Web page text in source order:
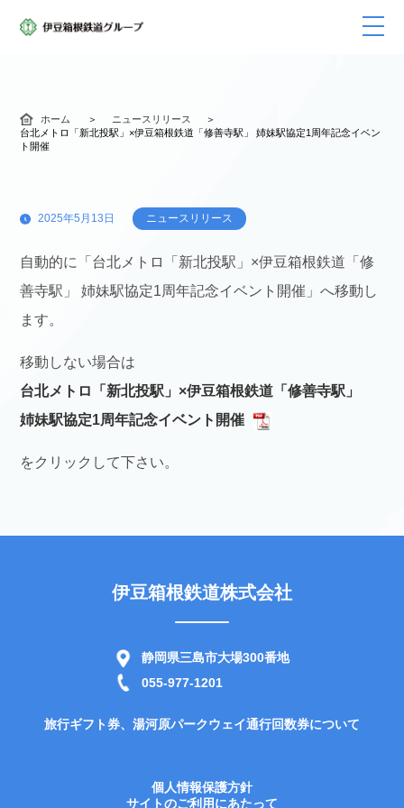
ホーム
ニュースリリース
台北メトロ「新北投駅」×伊豆箱根鉄道「修善寺駅」 姉妹駅協定1周年記念イベン
ト開催
2025年5月13日 ニュースリリース
自動的に「台北メトロ「新北投駅」×伊豆箱根鉄道「修
善寺駅」 姉妹駅協定1周年記念イベント開催」へ移動し
ます。
移動しない場合は
台北メトロ「新北投駅」×伊豆箱根鉄道「修善寺駅」
姉妹駅協定1周年記念イベント開催
をクリックして下さい。
伊豆箱根鉄道株式会社
静岡県三島市大場300番地
055-977-1201
旅行ギフト券、湯河原パークウェイ通行回数券について
個人情報保護方針
サイトのご利用にあたって